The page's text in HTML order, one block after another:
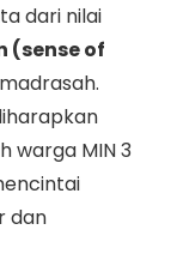
dari nilai
(sense of
warga MIN 3
dan